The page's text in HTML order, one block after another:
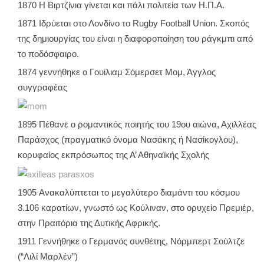
1870 Η Βιρτζίνια γίνεται και πάλι πολιτεία των Η.Π.Α.
1871 Ιδρύεται στο Λονδίνο το Rugby Football Union. Σκοπός
της δημιουργίας του είναι η διαφοροποίηση του ράγκμπι από
το ποδόσφαιρο.
1874 γεννήθηκε ο Γουίλιαμ Σόμερσετ Μομ, Άγγλος
συγγραφέας
1895 Πέθανε ο ρομαντικός ποιητής του 19ου αιώνα, Αχιλλέας
Παράσχος (πραγματικό όνομα Νασάκης ή Νασίκογλου),
κορυφαίος εκπρόσωπος της Α’ Αθηναϊκής Σχολής
1905 Ανακαλύπτεται το μεγαλύτερο διαμάντι του κόσμου
3.106 καρατίων, γνωστό ως Κούλιναν, στο ορυχείο Πρεμιέρ,
στην Πραιτόρια της Δυτικής Αφρικής.
1911 Γεννήθηκε ο Γερμανός συνθέτης, Νόρμπερτ Σούλτζε
(“Λιλί Μαρλέν”)